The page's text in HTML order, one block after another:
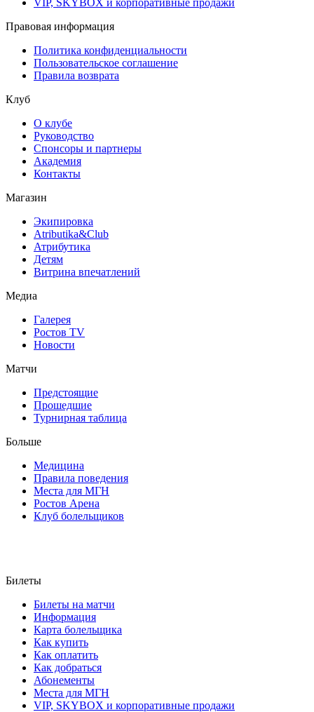
Правовая информация
Политика конфиденциальности
Пользовательское соглашение
Правила возврата
Клуб
О клубе
Руководство
Спонсоры и партнеры
Академия
Контакты
Магазин
Экипировка
Atributika&Club
Атрибутика
Детям
Витрина впечатлений
Медиа
Галерея
Ростов TV
Новости
Матчи
Предстоящие
Прошедшие
Турнирная таблица
Больше
Медицина
Правила поведения
Места для МГН
Ростов Арена
Клуб болельщиков
Билеты
Билеты на матчи
Информация
Карта болельщика
Как купить
Как оплатить
Как добраться
Абонементы
Места для МГН
VIP, SKYBOX и корпоративные продажи